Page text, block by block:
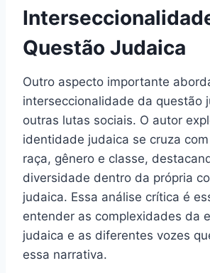
Questão Judaica
Outro aspecto importante
interseccionalidade da questão
outras lutas sociais. O autor
identidade judaica se cruza
raça, gênero e classe,
diversidade dentro da própria
judaica. Essa análise crítica é
entender as complexidades da
judaica e as diferentes vozes
essa narrativa.